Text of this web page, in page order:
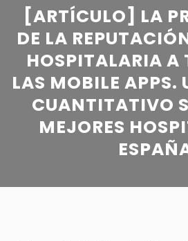
[ARTÍCULO] LA
DE LA
HOSPITALARIA A
LAS MOBILE APPS.
CUANTITATIVO
MEJORES